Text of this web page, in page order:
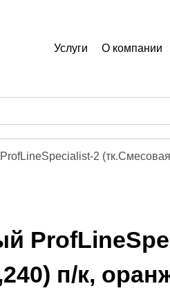
Услуги О компании
2
п/к,